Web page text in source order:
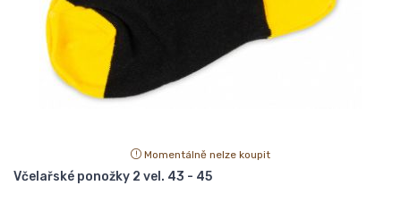
Momentálně nelze koupit
Včelařské ponožky 2 vel. 43 - 45